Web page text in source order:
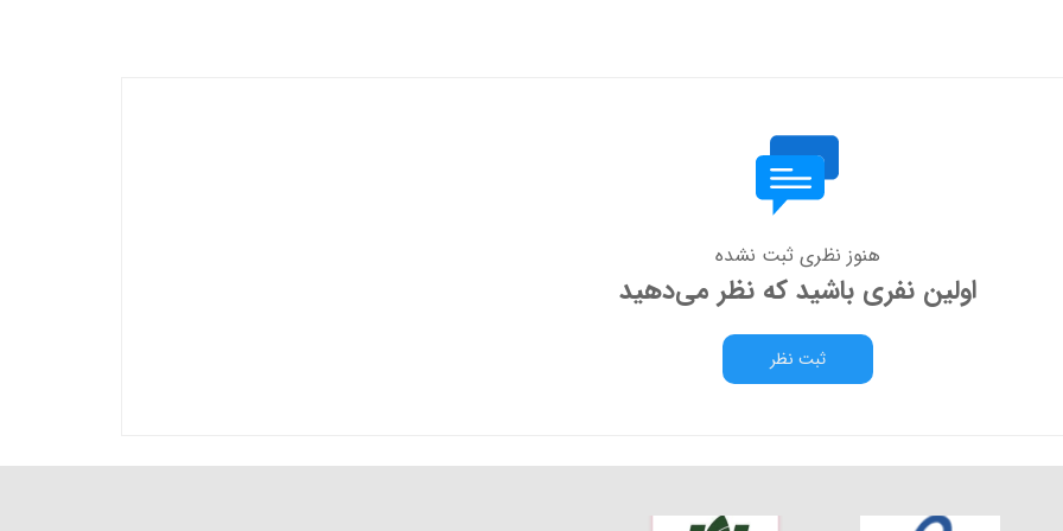
هنوز نظری ثبت نشده
اولین نفری باشید که نظر می‌دهید
ثبت نظر